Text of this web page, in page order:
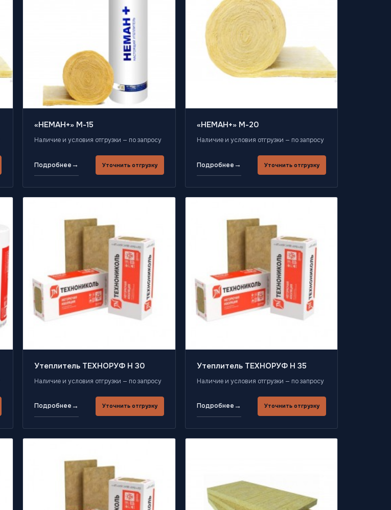
«НЕМАН+» М-15
Наличие и условия отгрузки — по запросу
Подробнее→ Уточнить отгрузку
«НЕМАН+» М-20
Наличие и условия отгрузки — по запросу
Подробнее→ Уточнить отгрузку
Утеплитель ТЕХНОРУФ Н 30
Наличие и условия отгрузки — по запросу
Подробнее→ Уточнить отгрузку
Утеплитель ТЕХНОРУФ Н 35
Наличие и условия отгрузки — по запросу
Подробнее→ Уточнить отгрузку